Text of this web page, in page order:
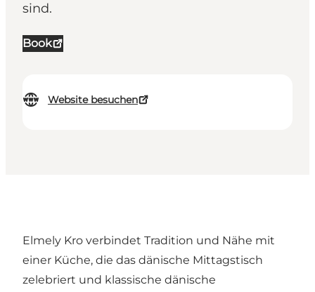
sind.
Book
Website besuchen
Elmely Kro verbindet Tradition und Nähe mit
einer Küche, die das dänische Mittagstisch
zelebriert und klassische dänische